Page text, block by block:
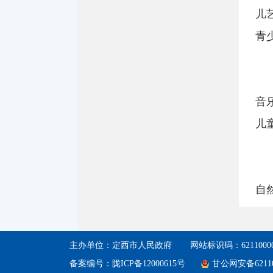
儿
青
音
儿
自
奖
主办单位：定西市人民政府
网站标识码：
备案编号：陇ICP备12000615号
甘公网安备